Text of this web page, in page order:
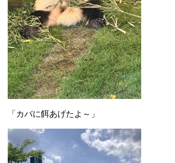
「カバに餌あげたよ～」